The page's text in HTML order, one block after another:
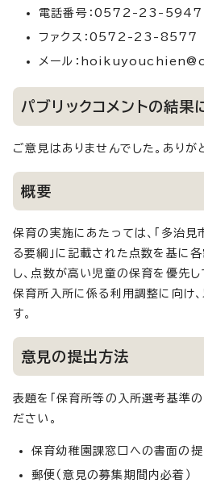
電話番号：0572-23-5947（
ファクス：0572-23-8577
メール：
パブリックコメントの結果
ご意見はありませんでした。ありが
概要
保育の実施にあたっては、「多治
る要綱」に記載された点数を基に
し、点数が高い児童の保育を優先
保育所入所に係る利用調整に向け
す。
意見の提出方法
表題を「保育所等の入所選考基準の
ださい。
保育幼稚園課窓口への書面の提
郵便（意見の募集期間内必着）